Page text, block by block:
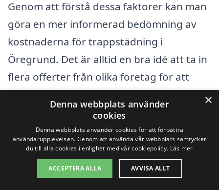
Genom att förstå dessa faktorer kan man
göra en mer informerad bedömning av
kostnaderna för trappstädning i
Öregrund. Det är alltid en bra idé att ta in
flera offerter från olika företag för att
jämföra priser och tjänster. På så sätt kan
du säkerställa att du får den bästa
lösningen för dina behov, oavsett om det
handlar om engångsstädning eller
regelbundet underhåll.
×
Denna webbplats använder
cookies
Denna webbplats använder cookies för att förbättra
användarupplevelsen. Genom att använda vår webbplats samtycker
du till alla cookies i enlighet med vår cookiepolicy. Läs mer
ACCEPTERA ALLA AVVISA ALLT